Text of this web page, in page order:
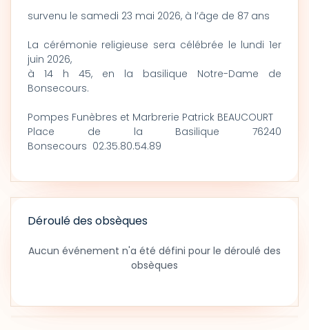
survenu le samedi 23 mai 2026, à l’âge de 87 ans
La cérémonie religieuse sera célébrée le lundi 1er
juin 2026,
à 14 h 45, en la basilique Notre-Dame de
Bonsecours.
Pompes Funèbres et Marbrerie Patrick BEAUCOURT
Place de la Basilique 76240
Bonsecours 02.35.80.54.89
Déroulé des obsèques
Aucun événement n'a été défini pour le déroulé des
obsèques